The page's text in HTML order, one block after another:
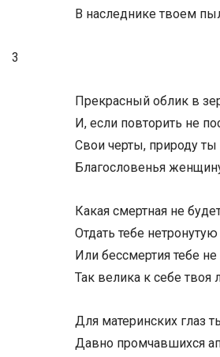
В наследнике твоем
3
Прекрасный облик в
И, если повторить не
Свои черты, природу ты
Благословенья женщину
Какая смертная не будет
Отдать тебе нетронутую
Или бессмертия тебе не
Так велика к себе твоя
Для материнских глаз ты
Давно промчавшихся